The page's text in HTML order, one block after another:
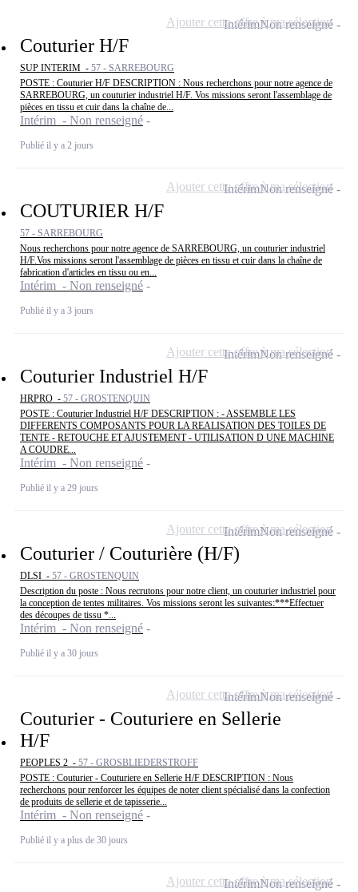
Couturier H/F
SUP INTERIM - 57 - SARREBOURG
POSTE : Couturier H/F DESCRIPTION : Nous recherchons pour notre agence de
SARREBOURG, un couturier industriel H/F. Vos missions seront l'assemblage de
pièces en tissu et cuir dans la chaîne de...
Intérim - Non renseigné
Publié il y a 2 jours
IntérimNon renseigné
Ajouter cette offre à ma sélection
COUTURIER H/F
57 - SARREBOURG
Nous recherchons pour notre agence de SARREBOURG, un couturier industriel
H/F.Vos missions seront l'assemblage de pièces en tissu et cuir dans la chaîne de
fabrication d'articles en tissu ou en...
Intérim - Non renseigné
Publié il y a 3 jours
IntérimNon renseigné
Ajouter cette offre à ma sélection
Couturier Industriel H/F
HRPRO - 57 - GROSTENQUIN
POSTE : Couturier Industriel H/F DESCRIPTION : - ASSEMBLE LES
DIFFERENTS COMPOSANTS POUR LA REALISATION DES TOILES DE
TENTE - RETOUCHE ET AJUSTEMENT - UTILISATION D UNE MACHINE
A COUDRE...
Intérim - Non renseigné
Publié il y a 29 jours
IntérimNon renseigné
Ajouter cette offre à ma sélection
Couturier / Couturière (H/F)
DLSI - 57 - GROSTENQUIN
Description du poste : Nous recrutons pour notre client, un couturier industriel pour
la conception de tentes militaires. Vos missions seront les suivantes:***Effectuer
des découpes de tissu *...
Intérim - Non renseigné
Publié il y a 30 jours
IntérimNon renseigné
Ajouter cette offre à ma sélection
Couturier - Couturiere en Sellerie
H/F
PEOPLES 2 - 57 - GROSBLIEDERSTROFF
POSTE : Couturier - Couturiere en Sellerie H/F DESCRIPTION : Nous
recherchons pour renforcer les équipes de noter client spécialisé dans la confection
de produits de sellerie et de tapisserie...
Intérim - Non renseigné
Publié il y a plus de 30 jours
IntérimNon renseigné
Ajouter cette offre à ma sélection
IntérimNon renseigné
Ajouter cette offre à ma sélection